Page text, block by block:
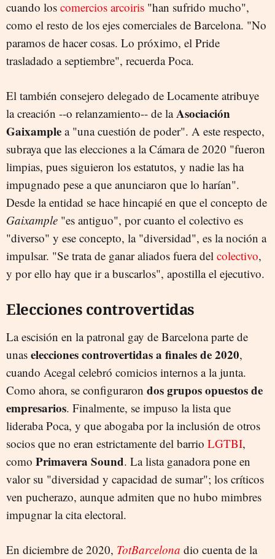
cuando los comercios arcoiris "han sufrido mucho",
como el resto de los ejes comerciales de Barcelona. "No
paramos de hacer cosas. Lo próximo, el Pride
trasladado a septiembre", recuerda Poca.
El también consejero delegado de Locamente atribuye
la creación --o relanzamiento-- de laAsociación
Gaixample a "una cuestión de poder". A este respecto,
subraya que las elecciones a la Cámara de 2020 "fueron
limpias, pues siguieron los estatutos, y nadie las ha
impugnado pese a que anunciaron que lo harían".
Desde la entidad se hace hincapié en que el concepto de
Gaixample "es antiguo", por cuanto el colectivo es
"diverso" y ese concepto, la "diversidad", es la noción a
impulsar. "Se trata de ganar aliados fuera del colectivo,
y por ello hay que ir a buscarlos", apostilla el ejecutivo.
Elecciones controvertidas
La escisión en la patronal gay de Barcelona parte de
unas elecciones controvertidas a finales de 2020,
cuando Acegal celebró comicios internos a la junta.
Como ahora, se configuraron dos grupos opuestos de
empresarios. Finalmente, se impuso la lista que
lideraba Poca, y que abogaba por la inclusión de otros
socios que no eran estrictamente del barrio LGTBI,
como Primavera Sound. La lista ganadora pone en
valor su "diversidad y capacidad de sumar"; los críticos
ven pucherazo, aunque admiten que no hubo mimbres
impugnar la cita electoral.
En diciembre de 2020, TotBarcelona dio cuenta de la